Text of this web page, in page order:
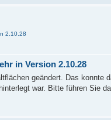
2.10.28
in Version 2.10.28
geändert. Das konnte
war. Bitte führen Sie